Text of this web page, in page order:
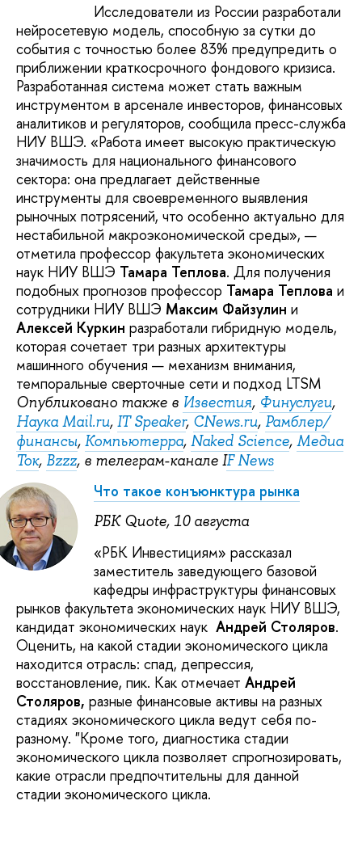
Исследователи из России разработали
нейросетевую модель, способную за сутки до
события с точностью более 83% предупредить о
приближении краткосрочного фондового кризиса.
Разработанная система может стать важным
инструментом в арсенале инвесторов, финансовых
аналитиков и регуляторов, сообщила пресс-служба
НИУ ВШЭ. «Работа имеет высокую практическую
значимость для национального финансового
сектора: она предлагает действенные
инструменты для своевременного выявления
рыночных потрясений, что особенно актуально для
нестабильной макроэкономической среды», —
отметила профессор факультета экономических
наук НИУ ВШЭ Тамара Теплова. Для получения
подобных прогнозов профессор Тамара Теплова и
сотрудники НИУ ВШЭ Максим Файзулин и
Алексей Куркин разработали гибридную модель,
которая сочетает три разных архитектуры
машинного обучения — механизм внимания,
темпоральные сверточные сети и подход LTSM
Опубликовано также в Известия, Финуслуги,
Наука Mail.ru, IT Speaker, CNews.ru, Рамблер/
финансы, Компьютерра, Naked Science, Медиа
Ток, Bzzz, в телеграм-канале IF News
Что такое конъюнктура рынка
РБК Quote, 10 августа
«РБК Инвестициям» рассказал
заместитель заведующего базовой
кафедры инфраструктуры финансовых
рынков факультета экономических наук НИУ ВШЭ,
кандидат экономических наук Андрей Столяров.
Оценить, на какой стадии экономического цикла
находится отрасль: спад, депрессия,
восстановление, пик. Как отмечает Андрей
Столяров, разные финансовые активы на разных
стадиях экономического цикла ведут себя по-
разному. "Кроме того, диагностика стадии
экономического цикла позволяет спрогнозировать,
какие отрасли предпочтительны для данной
стадии экономического цикла.